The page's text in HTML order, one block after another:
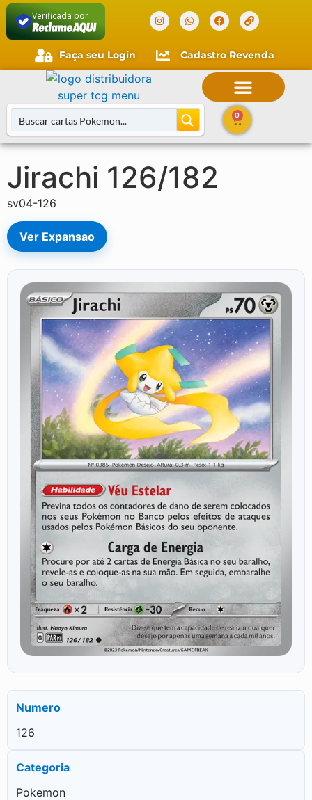
Verificada por
Faça seu Login Cadastro Revenda
0
Jirachi 126/182
sv04-126
Ver Expansao
Numero
126
Categoria
Pokemon
Cliente novo?Comece aqui.